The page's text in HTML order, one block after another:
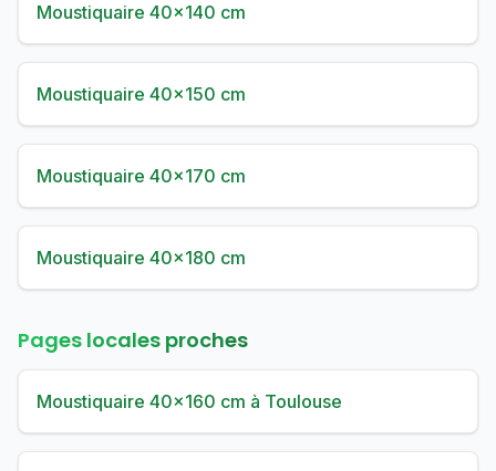
Moustiquaire 40×140 cm
Moustiquaire 40×150 cm
Moustiquaire 40×170 cm
Moustiquaire 40×180 cm
Pages locales proches
Moustiquaire 40×160 cm à Toulouse